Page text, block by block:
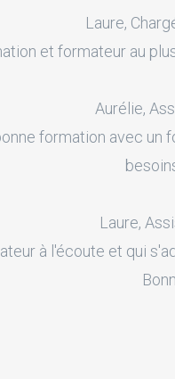
Laure,
et formateur au
Aurélie,
formation avec un
Laure,
à l'écoute et qui